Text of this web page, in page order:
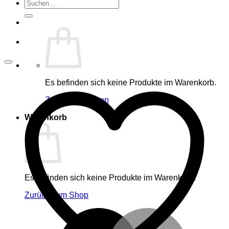
Suche
nach:
Es befinden sich keine Produkte im Warenkorb.
Zurück zum Shop
Warenkorb
Es befinden sich keine Produkte im Warenkorb.
Zurück zum Shop